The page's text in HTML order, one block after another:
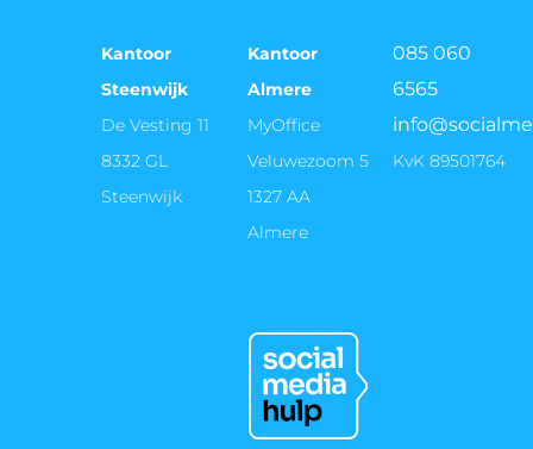
Kantoor
Steenwijk
De Vesting 11
8332 GL
Steenwijk
Kantoor
Almere
MyOffice
Veluwezoom 5
1327 AA
Almere
085 060
6565
KvK 89501764